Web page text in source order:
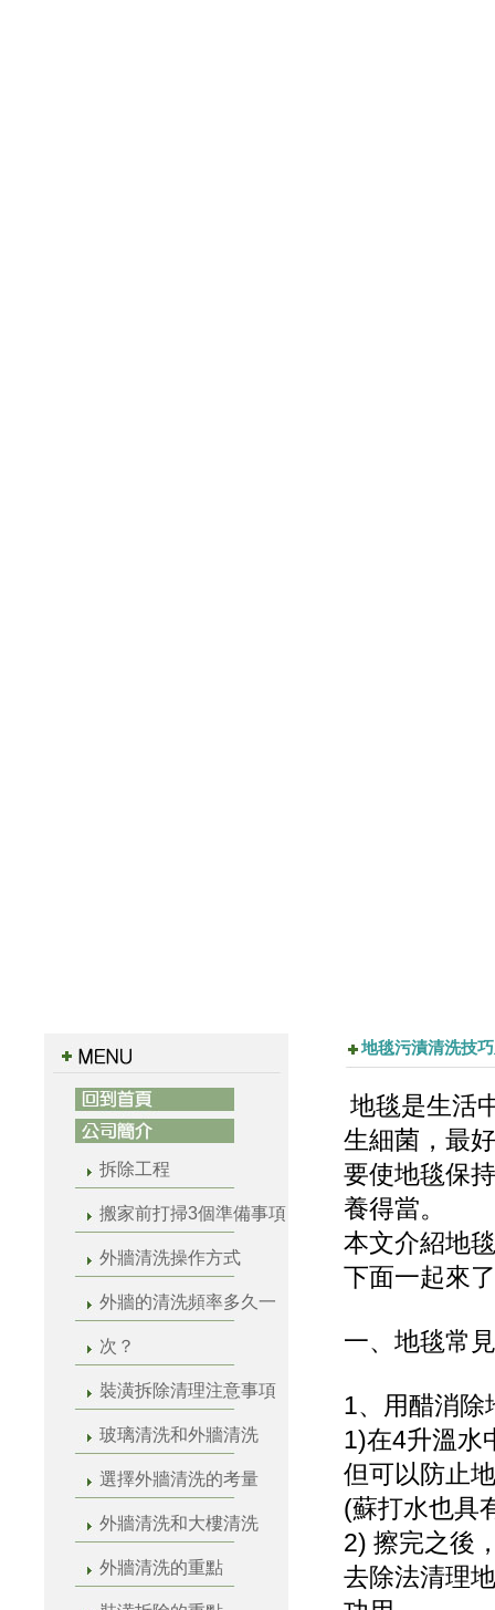
拆除工程
搬家前打掃3個準備事項
外牆清洗操作方式
外牆的清洗頻率多久一
次？
裝潢拆除清理注意事項
玻璃清洗和外牆清洗
選擇外牆清洗的考量
外牆清洗和大樓清洗
外牆清洗的重點
地毯污漬清洗技
地毯是生活
生細菌，最
要使地毯保
養得當。
本文介紹地
下面一起來
一、地毯常
1、用醋消除
1)在4升溫水
但可以防止
(蘇打水也具
2) 擦完之後
去除法清理